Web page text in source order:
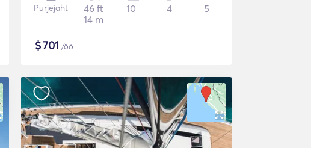
Purjejaht
46 ft
14 m
10 4 5
$701 /öö